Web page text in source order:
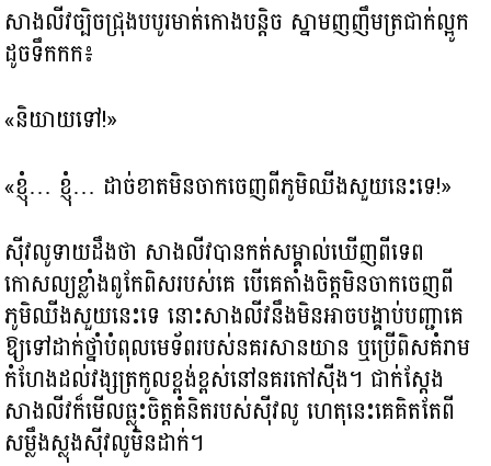
សាងលីវច្បិចជ្រុងបបូរមាត់កោងបន្តិច ស្នាមញញឹមត្រជាក់ល្អូក
ដូចទឹកកក៖
«និយាយទៅ!»
«ខ្ញុំ… ខ្ញុំ… ដាច់ខាតមិនចាកចេញពីភូមិឈីងសួយនេះទេ!»
ស៊ីវលូទាយដឹងថា សាងលីវបានកត់សម្គាល់ឃើញពីទេព
កោសល្យខ្លាំងពូកែពិសរបស់គេ បើគេតាំងចិត្តមិនចាកចេញពី
ភូមិឈីងសួយនេះទេ នោះសាងលីវនឹងមិនអាចបង្គាប់បញ្ជាគេ
ឱ្យទៅដាក់ថ្នាំបំពុលមេទ័ពរបស់នគរសានយាន ឬប្រើពិសគំរាម
កំហែងដល់វង្សត្រកូលខ្ពង់ខ្ពស់នៅនគរកៅស៊ីង។ ជាក់ស្ដែង
សាងលីវក៏មើលធ្លុះចិត្ដគំនិតរបស់ស៊ីវលូ ហេតុនេះគេគិតតែពី
សម្លឹងស្លុងស៊ីវលូមិនដាក់។